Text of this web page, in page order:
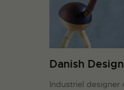
Danish
Industriel designer